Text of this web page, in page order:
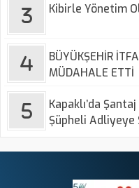
Kibirle Yönetim
BÜYÜKŞEHİR
MÜDAHALE ETTİ
Kapaklı’da
Şüpheli Adliyeye